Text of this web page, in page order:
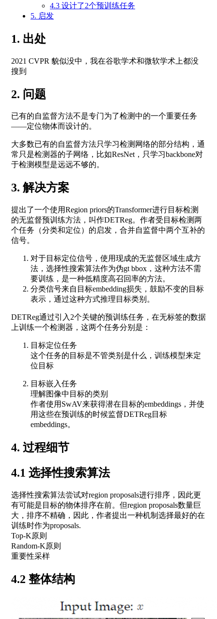
4.3 设计了2个预训练任务
5. 启发
1. 出处
2021 CVPR 貌似没中，我在谷歌学术和微软学术上都没
搜到
2. 问题
已有的自监督方法不是专门为了检测中的一个重要任务
——定位物体而设计的。
大多数已有的自监督方法只学习检测网络的部分结构，通
常只是检测器的子网络，比如ResNet，只学习backbone对
于检测模型是远远不够的。
3. 解决方案
提出了一个使用Region priors的Transformer进行目标检测
的无监督预训练方法，叫作DETReg。作者受目标检测两
个任务（分类和定位）的启发，合并自监督中两个互补的
信号。
对于目标定位信号，使用现成的无监督区域生成方
法，选择性搜索算法作为伪gt bbox，这种方法不需
要训练，是一种低精度高召回率的方法。
分类信号来自目标embedding损失，鼓励不变的目标
表示，通过这种方式推理目标类别。
DETReg通过引入2个关键的预训练任务，在无标签的数据
上训练一个检测器，这两个任务分别是：
目标定位任务
这个任务的目标是不管类别是什么，训练模型来定
位目标
目标嵌入任务
理解图像中目标的类别
作者使用SwAV来获得潜在目标的embeddings，并使
用这些在预训练的时候监督DETReg目标
embeddings。
4. 过程细节
4.1 选择性搜索算法
选择性搜索算法尝试对region proposals进行排序，因此更
有可能是目标的物体排序在前。但region proposals数量巨
大，排序不精确，因此，作者提出一种机制选择最好的在
训练时作为proposals.
Top-K原则
Random-K原则
重要性采样
4.2 整体结构